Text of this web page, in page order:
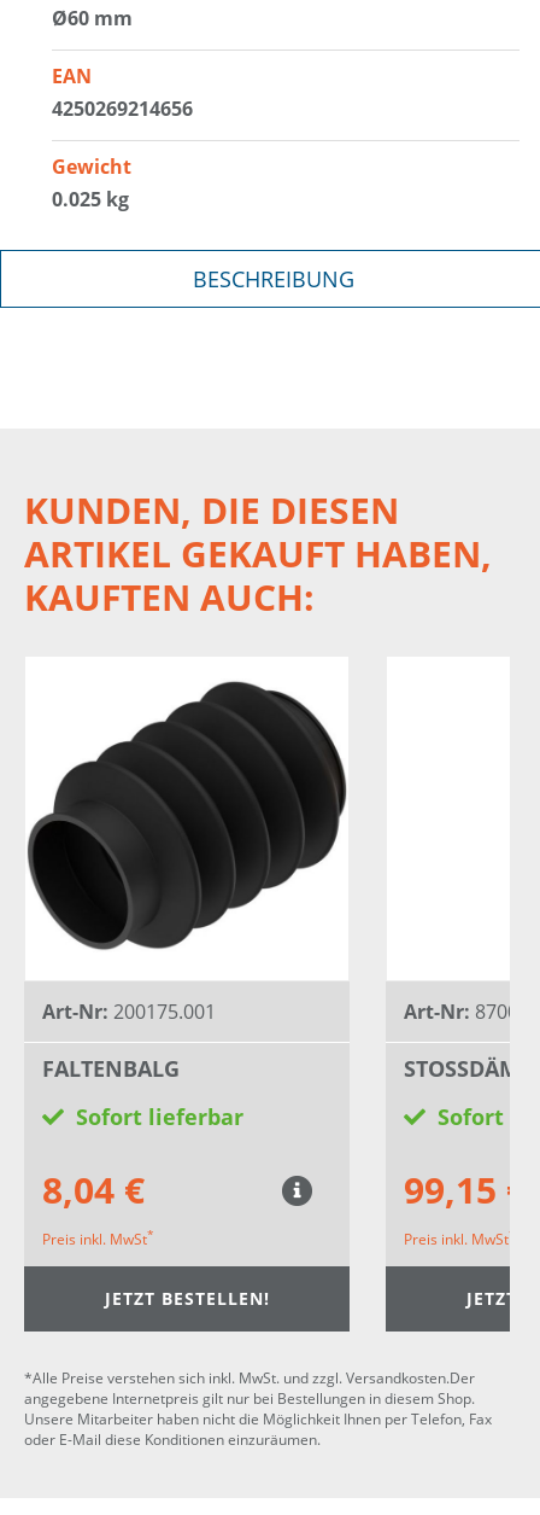
Ø60 mm
EAN
4250269214656
Gewicht
0.025 kg
BESCHREIBUNG
KUNDEN, DIE DIESEN
ARTIKEL GEKAUFT HABEN,
KAUFTEN AUCH:
Art-Nr: 200175.001
FALTENBALG
Sofort lieferbar
8,04 €
Preis inkl. MwSt*
JETZT BESTELLEN!
Art-Nr:
Sofort
99,15 €
Preis inkl. MwSt*
JETZT
*Alle Preise verstehen sich inkl. MwSt. und zzgl. Versandkosten.Der
angegebene Internetpreis gilt nur bei Bestellungen in diesem Shop.
Unsere Mitarbeiter haben nicht die Möglichkeit Ihnen per Telefon, Fax
oder E-Mail diese Konditionen einzuräumen.